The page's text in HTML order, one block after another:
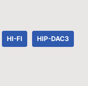
HI-FI HIP-DAC3